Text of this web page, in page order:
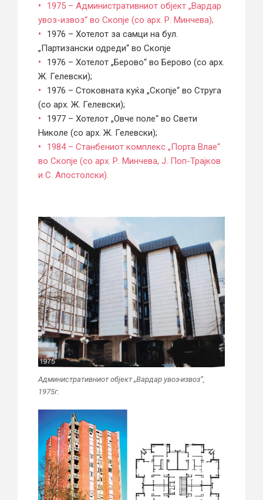
1975 – Административниот објект „Вардар
увоз-извоз“ во Скопје (со арх. Р. Минчева);
1976 – Хотелот за самци на бул.
„Партизански одреди“ во Скопје
1976 – Хотелот „Берово“ во Берово (со арх.
Ж. Гелевски);
1976 – Стоковната куќа „Скопје“ во Струга
(со арх. Ж. Гелевски);
1977 – Хотелот „Овче поле“ во Свети
Николе (со арх. Ж. Гелевски);
1984 – Станбениот комплекс „Порта Влае“
во Скопје (со арх. Р. Минчева, Ј. Поп-Трајков
и С. Апостолски).
Административниот објект „Вардар увоз-извоз“,
1975г.